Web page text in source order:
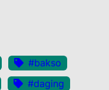
#bakso
#daging